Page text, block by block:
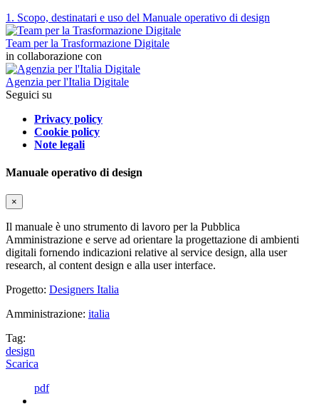
1. Scopo, destinatari e uso del Manuale operativo di design
Team per la Trasformazione Digitale
in collaborazione con
Agenzia per l'Italia Digitale
Seguici su
Privacy policy
Cookie policy
Note legali
Manuale operativo di design
×
Il manuale è uno strumento di lavoro per la Pubblica
Amministrazione e serve ad orientare la progettazione di ambienti
digitali fornendo indicazioni relative al service design, alla user
research, al content design e alla user interface.
Progetto: Designers Italia
Amministrazione: italia
Tag:
design
Scarica
pdf